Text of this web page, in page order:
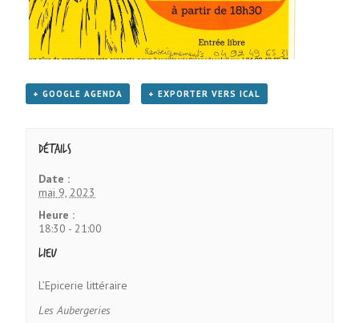
+ GOOGLE AGENDA + EXPORTER VERS ICAL
Détails
Date :
mai 9, 2023
Heure :
18:30 - 21:00
Lieu
L’Epicerie littéraire
Les Aubergeries